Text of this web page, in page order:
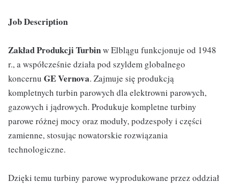
Job Description
Zakład Produkcji Turbinw Elblągu funkcjonuje od 1948
r., a współcześnie działa pod szyldem globalnego
koncernu GE Vernova. Zajmuje się produkcją
kompletnych turbin parowych dla elektrowni parowych,
gazowych i jądrowych. Produkuje kompletne turbiny
parowe różnej mocy oraz moduły, podzespoły i części
zamienne, stosując nowatorskie rozwiązania
technologiczne.
Dzięki temu turbiny parowe wyprodukowane przez oddział